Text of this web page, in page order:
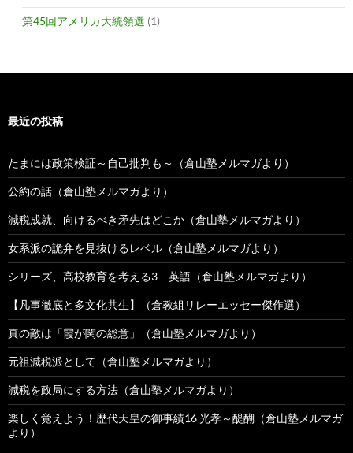
第45回アメリカ大統領選 (1)
最近の投稿
たまには政策検証～自己批判も～（倉山塾メルマガより）
公約の話（倉山塾メルマガより）
減税成就、向けるべき矛先はどこか（倉山塾メルマガより）
女系派の詭弁を見抜けるレベル（倉山塾メルマガより）
シリーズ、高校教育を考える3 英語（倉山塾メルマガより）
【凡事徹底と多文化共生】（倉教組リレーエッセー傑作選）
真の敵は「霞が関の総意」（倉山塾メルマガより）
元祖減税派として（倉山塾メルマガより）
減税を政局にする方法（倉山塾メルマガより）
楽しく覚えよう！歴代天皇の御事績16 光孝～醍醐（倉山塾メルマガ
より）